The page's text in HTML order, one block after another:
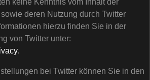
keine Kenntnis vom Inhalt der
deren Nutzung durch Twitter
hierzu finden Sie in der
von Twitter unter:
.
bei Twitter können Sie in den